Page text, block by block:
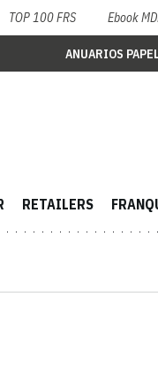
TOP 100 FRS Ebook
ANUARIOS PAPEL
RETAILERS